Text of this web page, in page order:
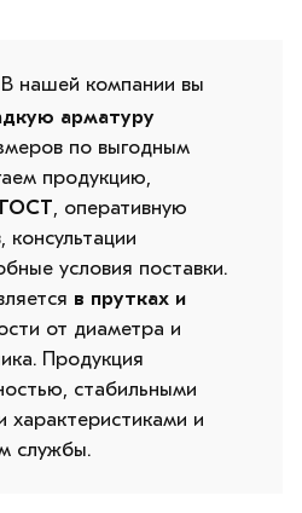
В нашей компании вы
арматуру
по выгодным
продукцию,
ГОСТ, оперативную
консультации
условия поставки.
в прутках и
от диаметра и
Продукция
стабильными
характеристиками и
службы.